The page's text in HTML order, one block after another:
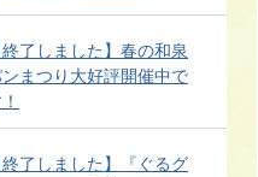
終了しました】春の和泉
まつり大好評開催中で
終了しました】『ぐるグ